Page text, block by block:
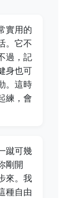
實用的
。它不
過，記
身也可
。這時
練，會
蹴可幾
剛開
來。我
種自由